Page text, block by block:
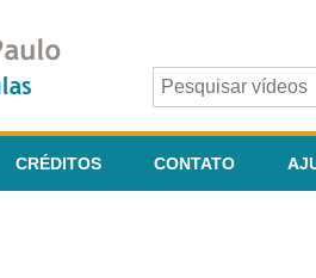
CRÉDITOS CONTATO